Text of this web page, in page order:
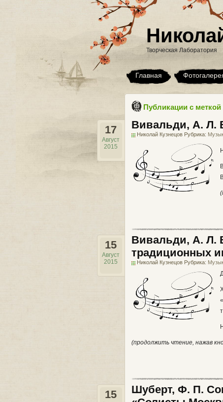
Творческая Лаборатория
Главная
Публикации с
Вивальди, А. Л.
Николай Кузнецов Рубрика:
17
Август
2015
Вивальди, А. Л.
традиционных
Николай Кузнецов Рубрика:
15
Август
2015
(продолжить чтение, нажав
Шуберт, Ф. П.
15